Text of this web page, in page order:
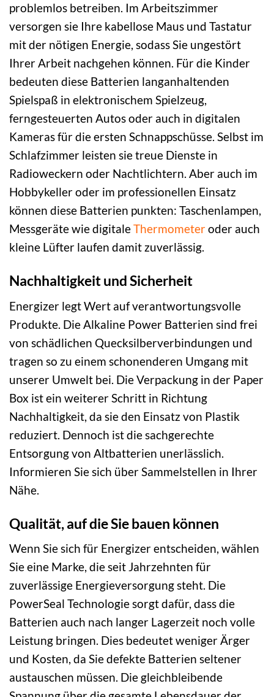
problemlos betreiben. Im Arbeitszimmer
versorgen sie Ihre kabellose Maus und Tastatur
mit der nötigen Energie, sodass Sie ungestört
Ihrer Arbeit nachgehen können. Für die Kinder
bedeuten diese Batterien langanhaltenden
Spielspaß in elektronischem Spielzeug,
ferngesteuerten Autos oder auch in digitalen
Kameras für die ersten Schnappschüsse. Selbst im
Schlafzimmer leisten sie treue Dienste in
Radioweckern oder Nachtlichtern. Aber auch im
Hobbykeller oder im professionellen Einsatz
können diese Batterien punkten: Taschenlampen,
Messgeräte wie digitaleThermometeroder auch
kleine Lüfter laufen damit zuverlässig.
Nachhaltigkeit und Sicherheit
Energizer legt Wert auf verantwortungsvolle
Produkte. Die Alkaline Power Batterien sind frei
von schädlichen Quecksilberverbindungen und
tragen so zu einem schonenderen Umgang mit
unserer Umwelt bei. Die Verpackung in der Paper
Box ist ein weiterer Schritt in Richtung
Nachhaltigkeit, da sie den Einsatz von Plastik
reduziert. Dennoch ist die sachgerechte
Entsorgung von Altbatterien unerlässlich.
Informieren Sie sich über Sammelstellen in Ihrer
Nähe.
Qualität, auf die Sie bauen können
Wenn Sie sich für Energizer entscheiden, wählen
Sie eine Marke, die seit Jahrzehnten für
zuverlässige Energieversorgung steht. Die
PowerSeal Technologie sorgt dafür, dass die
Batterien auch nach langer Lagerzeit noch volle
Leistung bringen. Dies bedeutet weniger Ärger
und Kosten, da Sie defekte Batterien seltener
austauschen müssen. Die gleichbleibende